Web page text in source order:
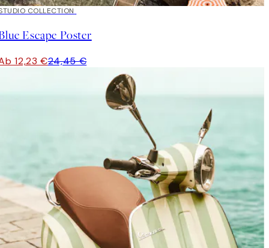
COLLECTION
Escape Poster
12,23 €24,45 €